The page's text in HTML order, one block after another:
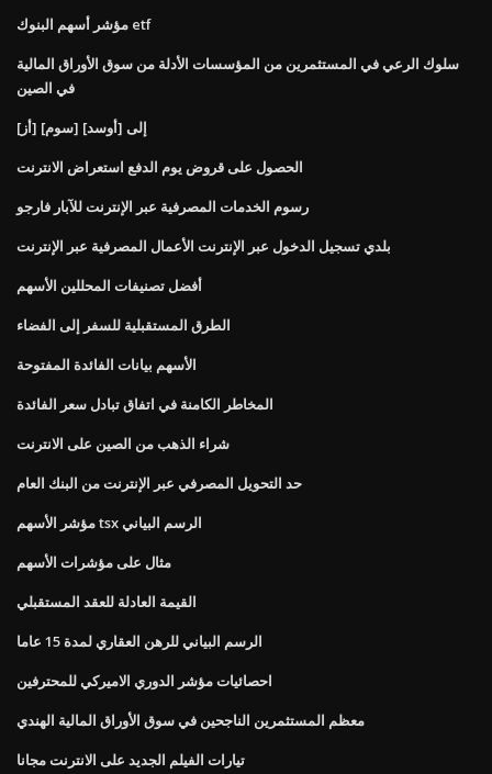
مؤشر أسهم البنوك etf
سلوك الرعي في المستثمرين من المؤسسات الأدلة من سوق الأوراق المالية
في الصين
[أز] [سوم] إلى [أوسد]
الحصول على قروض يوم الدفع استعراض الانترنت
رسوم الخدمات المصرفية عبر الإنترنت للآبار فارجو
بلدي تسجيل الدخول عبر الإنترنت الأعمال المصرفية عبر الإنترنت
أفضل تصنيفات المحللين الأسهم
الطرق المستقبلية للسفر إلى الفضاء
الأسهم بيانات الفائدة المفتوحة
المخاطر الكامنة في اتفاق تبادل سعر الفائدة
شراء الذهب من الصين على الانترنت
حد التحويل المصرفي عبر الإنترنت من البنك العام
مؤشر الأسهم tsx الرسم البياني
مثال على مؤشرات الأسهم
القيمة العادلة للعقد المستقبلي
الرسم البياني للرهن العقاري لمدة 15 عاما
احصائيات مؤشر الدوري الاميركي للمحترفين
معظم المستثمرين الناجحين في سوق الأوراق المالية الهندي
تيارات الفيلم الجديد على الانترنت مجانا